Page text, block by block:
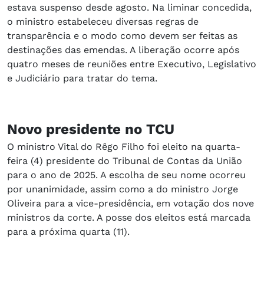
estava suspenso desde agosto. Na liminar concedida,
o ministro estabeleceu diversas regras de
transparência e o modo como devem ser feitas as
destinações das emendas. A liberação ocorre após
quatro meses de reuniões entre Executivo, Legislativo
e Judiciário para tratar do tema.
Novo presidente no TCU
O ministro Vital do Rêgo Filho foi eleito na quarta-
feira (4) presidente do Tribunal de Contas da União
para o ano de 2025. A escolha de seu nome ocorreu
por unanimidade, assim como a do ministro Jorge
Oliveira para a vice-presidência, em votação dos nove
ministros da corte. A posse dos eleitos está marcada
para a próxima quarta (11).